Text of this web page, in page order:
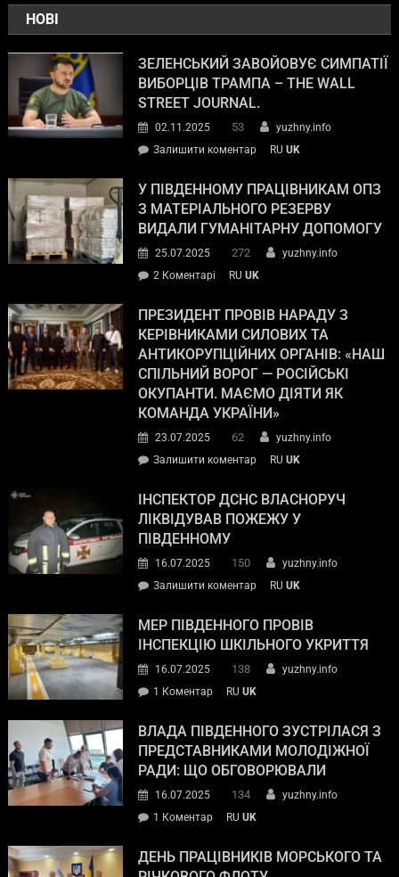
НОВІ
ЗЕЛЕНСЬКИЙ ЗАВОЙОВУЄ СИМПАТІЇ
ВИБОРЦІВ ТРАМПА – THE WALL
STREET JOURNAL.
02.11.2025 53
yuzhny.info
Залишити коментар
RU UK
У ПІВДЕННОМУ ПРАЦІВНИКАМ ОПЗ
З МАТЕРІАЛЬНОГО РЕЗЕРВУ
ВИДАЛИ ГУМАНІТАРНУ ДОПОМОГУ
25.07.2025 272
yuzhny.info
2 Коментарі
RU UK
ПРЕЗИДЕНТ ПРОВІВ НАРАДУ З
КЕРІВНИКАМИ СИЛОВИХ ТА
АНТИКОРУПЦІЙНИХ ОРГАНІВ: «НАШ
СПІЛЬНИЙ ВОРОГ — РОСІЙСЬКІ
ОКУПАНТИ. МАЄМО ДІЯТИ ЯК
КОМАНДА УКРАЇНИ»
23.07.2025 62
yuzhny.info
Залишити коментар
RU UK
ІНСПЕКТОР ДСНС ВЛАСНОРУЧ
ЛІКВІДУВАВ ПОЖЕЖУ У
ПІВДЕННОМУ
16.07.2025 150
yuzhny.info
Залишити коментар
RU UK
МЕР ПІВДЕННОГО ПРОВІВ
ІНСПЕКЦІЮ ШКІЛЬНОГО УКРИТТЯ
16.07.2025 138
yuzhny.info
1 Коментар
RU UK
ВЛАДА ПІВДЕННОГО ЗУСТРІЛАСЯ З
ПРЕДСТАВНИКАМИ МОЛОДІЖНОЇ
РАДИ: ЩО ОБГОВОРЮВАЛИ
16.07.2025 134
yuzhny.info
1 Коментар
RU UK
ДЕНЬ ПРАЦІВНИКІВ МОРСЬКОГО ТА